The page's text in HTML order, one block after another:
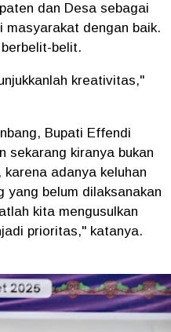
dan Desa sebagai
masyarakat dengan baik.
belit.
kreativitas,"
Bupati Effendi
sekarang kiranya bukan
adanya keluhan
yang belum dilaksanakan
kita mengusulkan
prioritas," katanya.